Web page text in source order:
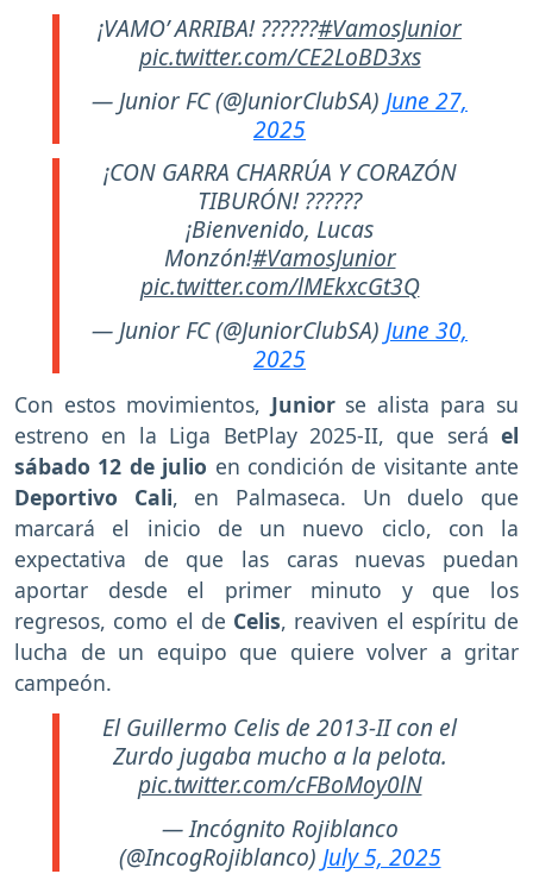
¡VAMO’ ARRIBA! ??????#VamosJunior
pic.twitter.com/CE2LoBD3xs
— Junior FC (@JuniorClubSA) June 27,
2025
¡CON GARRA CHARRÚA Y CORAZÓN
TIBURÓN! ??????
¡Bienvenido, Lucas
Monzón!#VamosJunior
pic.twitter.com/lMEkxcGt3Q
— Junior FC (@JuniorClubSA) June 30,
2025
Con estos movimientos, Juniorse alista para su
estreno en la Liga BetPlay 2025-II, que será el
sábado 12 de julio en condición de visitante ante
Deportivo Cali, en Palmaseca. Un duelo que
marcará el inicio de un nuevo ciclo, con la
expectativa de que las caras nuevas puedan
aportar desde el primer minuto y que los
regresos, como el de Celis, reaviven el espíritu de
lucha de un equipo que quiere volver a gritar
campeón.
El Guillermo Celis de 2013-II con el
Zurdo jugaba mucho a la pelota.
pic.twitter.com/cFBoMoy0lN
— Incógnito Rojiblanco
(@IncogRojiblanco) July 5, 2025